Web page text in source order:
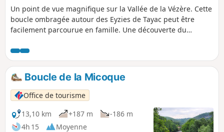
Un point de vue magnifique sur la Vallée de la Vézère. Cette
boucle ombragée autour des Eyzies de Tayac peut être
facilement parcourue en famille. Une découverte du
en forêt sur un sentier surplombant les rochers et la
Vézère.
Boucle de la Micoque
Office de tourisme
13,10 km
+187 m
-186 m
4h 15
Moyenne